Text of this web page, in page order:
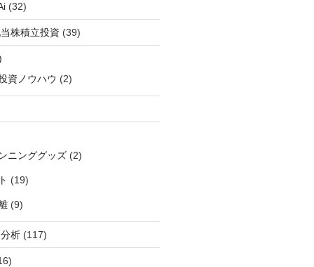
(32)
株積立投資 (39)
資ノウハウ (2)
ニンググッズ(2)
(19)
(9)
析(117)